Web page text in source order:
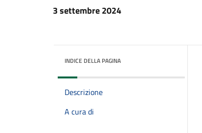
3 settembre 2024
INDICE DELLA PAGINA
Descrizione
A cura di